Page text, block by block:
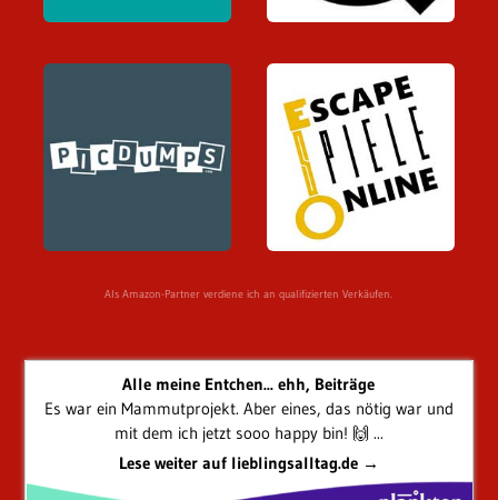
Als Amazon-Partner verdiene ich an qualifizierten Verkäufen.
Alle meine Entchen... ehh, Beiträge
Es war ein Mammutprojekt. Aber eines, das nötig war und
mit dem ich jetzt sooo happy bin! 🙌 ...
Lese weiter auf lieblingsalltag.de →